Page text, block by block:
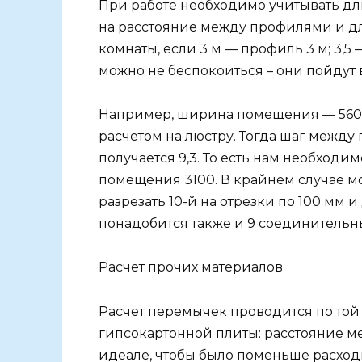
При работе необходимо учитывать
на расстояние между профилями и
комнаты, если 3 м — профиль 3 м; 3,5 —
можно не беспокоиться – они
Например, ширина помещения —
расчетом на люстру. Тогда шаг
получается 9,3. То есть нам
помещения 3100. В крайнем случае
разрезать 10-й на отрезки по 100
понадобится также и 9
Расчет прочих материалов
Расчет перемычек проводится по
гипсокартонной плиты:
идеале, чтобы было поменьше